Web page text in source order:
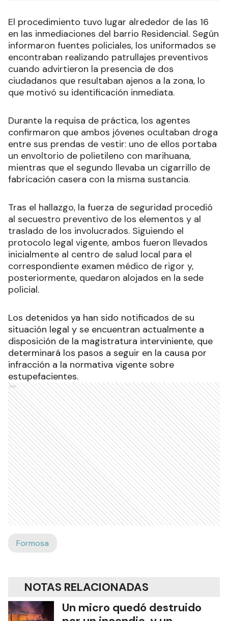
El procedimiento tuvo lugar alrededor de las 16
en las inmediaciones del barrio Residencial. Según
informaron fuentes policiales, los uniformados se
encontraban realizando patrullajes preventivos
cuando advirtieron la presencia de dos
ciudadanos que resultaban ajenos a la zona, lo
que motivó su identificación inmediata.
Durante la requisa de práctica, los agentes
confirmaron que ambos jóvenes ocultaban droga
entre sus prendas de vestir: uno de ellos portaba
un envoltorio de polietileno con marihuana,
mientras que el segundo llevaba un cigarrillo de
fabricación casera con la misma sustancia.
Tras el hallazgo, la fuerza de seguridad procedió
al secuestro preventivo de los elementos y al
traslado de los involucrados. Siguiendo el
protocolo legal vigente, ambos fueron llevados
inicialmente al centro de salud local para el
correspondiente examen médico de rigor y,
posteriormente, quedaron alojados en la sede
policial.
Los detenidos ya han sido notificados de su
situación legal y se encuentran actualmente a
disposición de la magistratura interviniente, que
determinará los pasos a seguir en la causa por
infracción a la normativa vigente sobre
estupefacientes.
Ads
Formosa
NOTAS RELACIONADAS
Un micro quedó destruido